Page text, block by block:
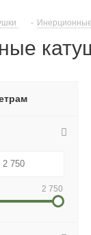
-
2 750